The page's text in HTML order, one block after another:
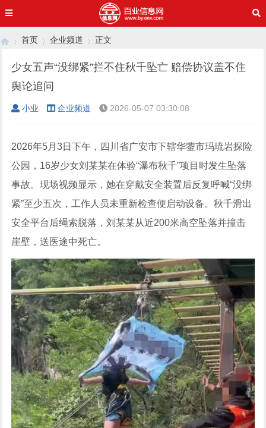
›
首页
›
企业频道 正文
少女五声“没绑紧”拦不住秋千坠亡 赔偿协议盖不住
舆论追问
小业 企业频道 2026-05-07 03:30:08
2026年5月3日下午，四川省广安市下辖华蓥市玛琉岩探险
公园，16岁少女刘某某在体验“瀑布秋千”项目时发生坠落
事故。现场视频显示，她在穿戴安全装置后反复呼喊“没绑
紧”至少五次，工作人员未重新检查便启动设备。秋千滑出
安全平台后绳索脱落，刘某某从近200米高空坠落并撞击
崖壁，送医途中死亡。